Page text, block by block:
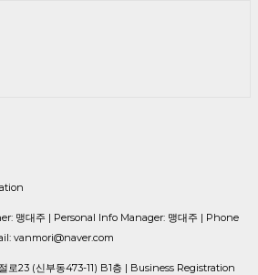
맹대주 | Personal Info Manager: 맹대주 | Phone
vanmori@naver.com
로23 (신부동473-11) B1층 | Business Registration